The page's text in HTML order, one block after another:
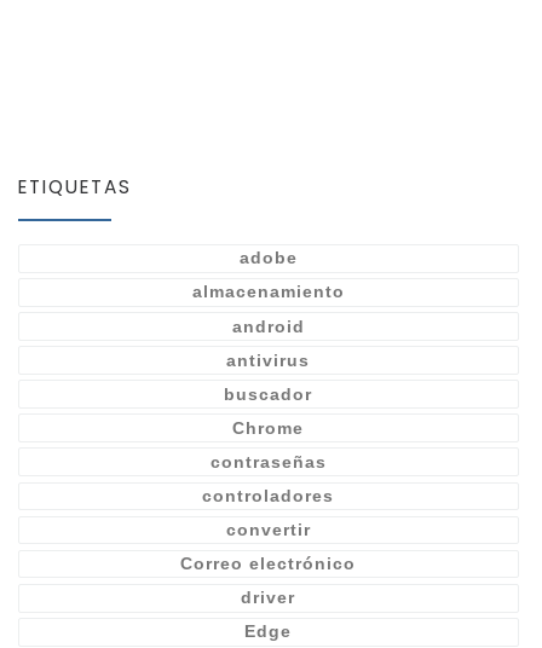
ETIQUETAS
adobe
almacenamiento
android
antivirus
buscador
Chrome
contraseñas
controladores
convertir
Correo electrónico
driver
Edge